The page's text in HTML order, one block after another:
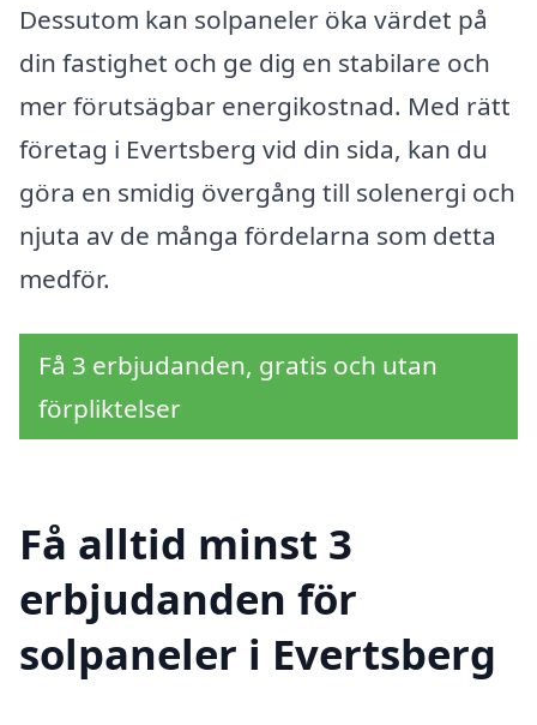
Dessutom kan solpaneler öka värdet på
din fastighet och ge dig en stabilare och
mer förutsägbar energikostnad. Med rätt
företag i Evertsberg vid din sida, kan du
göra en smidig övergång till solenergi och
njuta av de många fördelarna som detta
medför.
Få 3 erbjudanden, gratis och utan
förpliktelser
Få alltid minst 3
erbjudanden för
solpaneler i Evertsberg